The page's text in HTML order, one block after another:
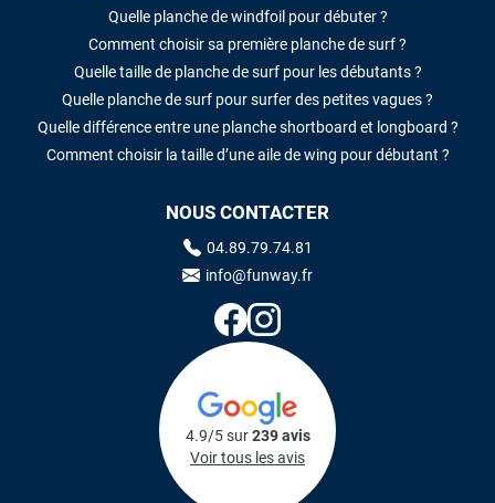
Quelle planche de windfoil pour débuter ?
Comment choisir sa première planche de surf ?
Quelle taille de planche de surf pour les débutants ?
Quelle planche de surf pour surfer des petites vagues ?
Quelle différence entre une planche shortboard et longboard ?
Comment choisir la taille d’une aile de wing pour débutant ?
NOUS CONTACTER
04.89.79.74.81
info@funway.fr
4.9/5 sur239 avis
Voir tous les avis